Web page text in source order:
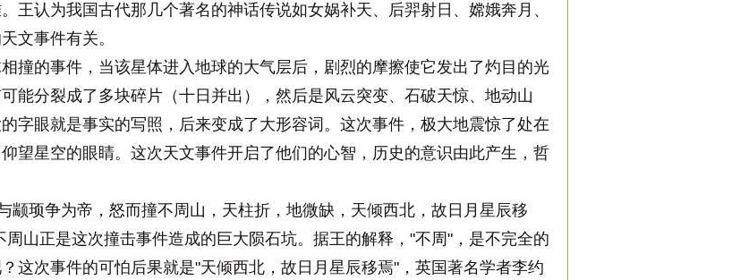
王认为我国古代那几个著名的神话传说如女娲补天、后羿射日、嫦娥奔月、
文事件有关。
的事件，当该星体进入地球的大气层后，剧烈的摩擦使它发出了灼目的光
能分裂成了多块碎片（十日并出），然后是风云突变、石破天惊、地动山
眼就是事实的写照，后来变成了大形容词。这次事件，极大地震惊了处在
望星空的眼睛。这次天文事件开启了他们的心智，历史的意识由此产生，哲
顼争为帝，怒而撞不周山，天柱折，地微缺，天倾西北，故日月星辰移
山正是这次撞击事件造成的巨大陨石坑。据王的解释，"不周"，是不完全的
这次事件的可怕后果就是"天倾西北，故日月星辰移焉"，英国著名学者李约